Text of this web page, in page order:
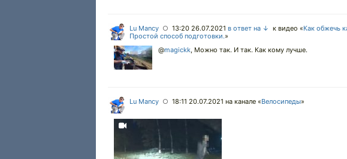
Lu Mancy ○ 13:20 26.07.2021 в ответ на ↓ к видео «Как обжечь
Простой способ подготовки.»
@magickk, Можно так. И так. Как кому лучше.
Lu Mancy ○ 18:11 20.07.2021 на канале «Велосипеды»